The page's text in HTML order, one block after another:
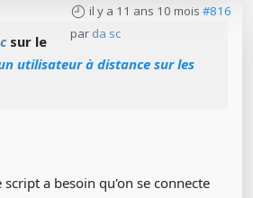
il y a 11 ans 10 mois #816
par da sc
sur le
utilisateur à distance sur les
script a besoin qu'on se connecte